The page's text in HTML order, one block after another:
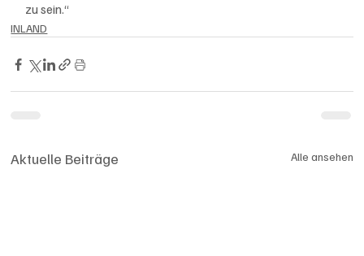
zu sein.“
INLAND
Aktuelle Beiträge Alle ansehen